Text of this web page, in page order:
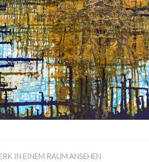
IN EINEM RAUM ANSEHEN